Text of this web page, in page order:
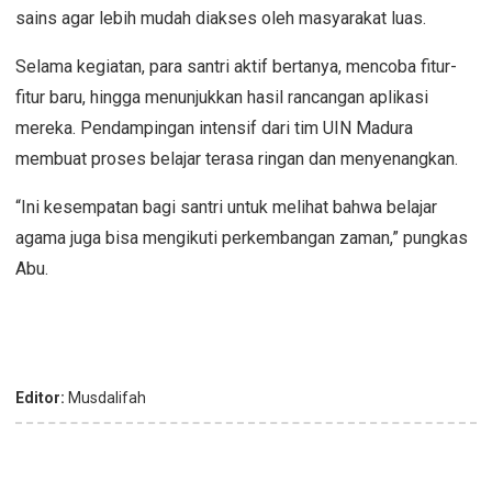
sains agar lebih mudah diakses oleh masyarakat luas.
Selama kegiatan, para santri aktif bertanya, mencoba fitur-
fitur baru, hingga menunjukkan hasil rancangan aplikasi
mereka. Pendampingan intensif dari tim UIN Madura
membuat proses belajar terasa ringan dan menyenangkan.
“Ini kesempatan bagi santri untuk melihat bahwa belajar
agama juga bisa mengikuti perkembangan zaman,” pungkas
Abu.
Editor: Musdalifah